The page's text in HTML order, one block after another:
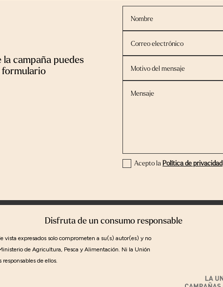
campaña puedes
formulario
Acepto laPolítica de privacidad
Disfruta de un consumo responsable
vista expresados solo comprometen a su(s) autor(es) y no
de Agricultura, Pesca y Alimentación. Ni la Unión
de ellos.